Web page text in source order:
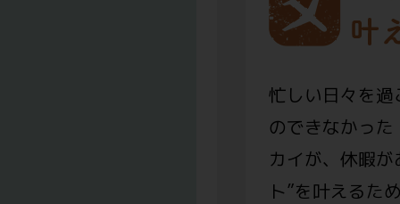
忙しい日々を
のできなかった
カイが、休暇
ト”を叶えるた